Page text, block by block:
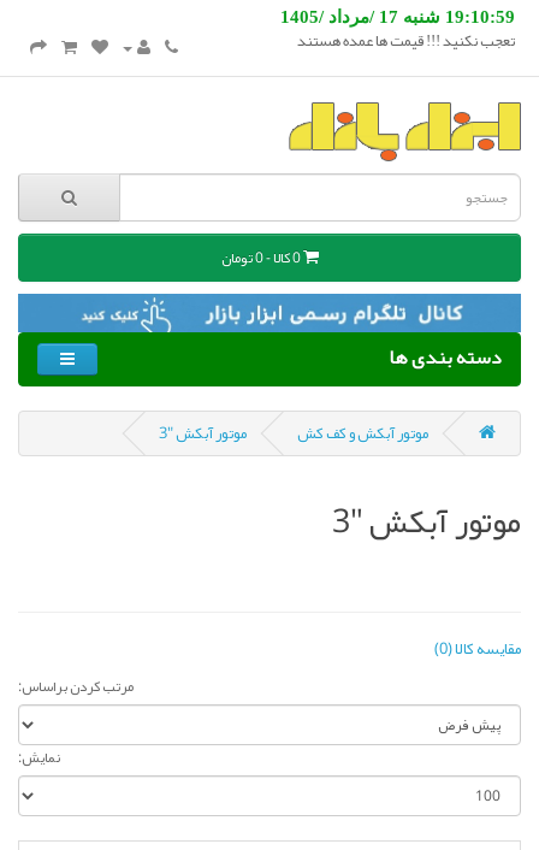
19:10:59 شنبه 17 /مرداد /1405
تعجب نکنید !!! قیمت ها عمده هستند
0 کالا - 0 تومان
دسته بندی ها
موتور آبکش و کف کش موتور آبکش "3
موتور آبکش "3
مقایسه کالا (0)
مرتب کردن براساس:
نمایش: